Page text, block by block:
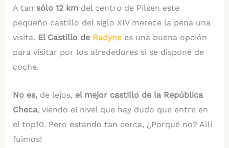
A tan sólo 12 km del centro de Pilsen este
pequeño castillo del siglo XIV merece la pena una
visita. El Castillo de Radynees una buena opción
para visitar por los alrededores si se dispone de
coche.
No es,de lejos, el mejor castillo de la República
Checa, viendo el nivel que hay dudo que entre en
el top10. Pero estando tan cerca, ¿Porqué no? Allí
fuimos!